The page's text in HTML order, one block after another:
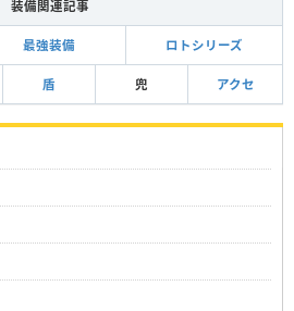
装備関連記事
最強装備 ロトシリーズ
盾 兜 アクセ